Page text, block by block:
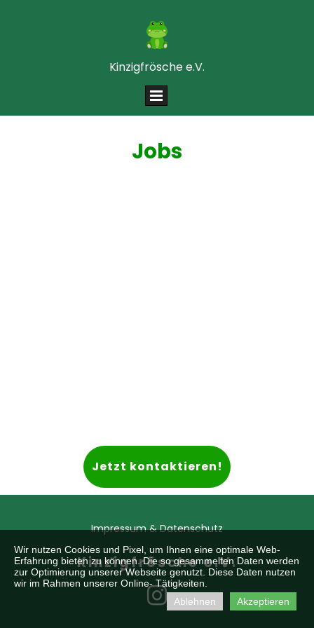
Kinzigfrösche e.V.
Jobs
Jetzt kontaktieren!
Impressum & Datenschutz
Kinzigfrösche e.V.

Wir nutzen Cookies und Pixel, um Ihnen eine optimale Web-
Erfahrung bieten zu können. Die so gesammelten Daten werden
zur Optimierung unserer Webseite genutzt. Diese Daten nutzen
wir im Rahmen unserer Online- Tätigkeiten.
Ablehnen
Akzeptieren